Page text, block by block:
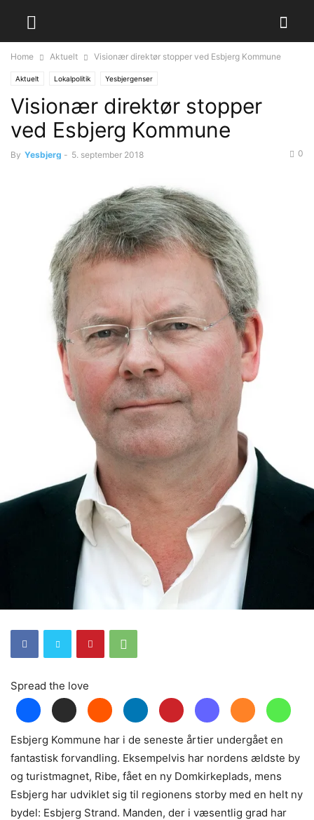
Home Aktuelt Visionær direktør stopper ved Esbjerg Kommune
Aktuelt Lokalpolitik Yesbjergenser
Visionær direktør stopper
ved Esbjerg Kommune
By Yesbjerg - 5. september 2018 0
Spread the love
Esbjerg Kommune har i de seneste årtier undergået en
fantastisk forvandling. Eksempelvis har nordens ældste by
og turistmagnet, Ribe, fået en ny Domkirkeplads, mens
Esbjerg har udviklet sig til regionens storby med en helt ny
bydel: Esbjerg Strand. Manden, der i væsentlig grad har